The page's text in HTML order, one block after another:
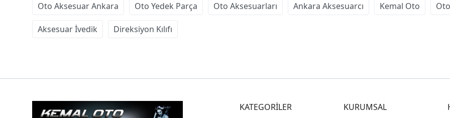
Oto Aksesuar Ankara Oto Yedek Parça Oto Aksesuarları Ankara Aksesuarcı Kemal Oto
Aksesuar İvedik Direksiyon Kılıfı
KATEGORİLER KURUMSAL